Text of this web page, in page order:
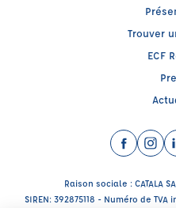
Trouver
ECF
Facebook
Raison sociale : CATALA
SIREN: 392875118 - Numéro de